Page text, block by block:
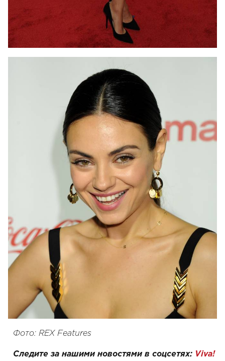
Фото: REX Features
Следите за нашими новостями в соцсетях: Viva!